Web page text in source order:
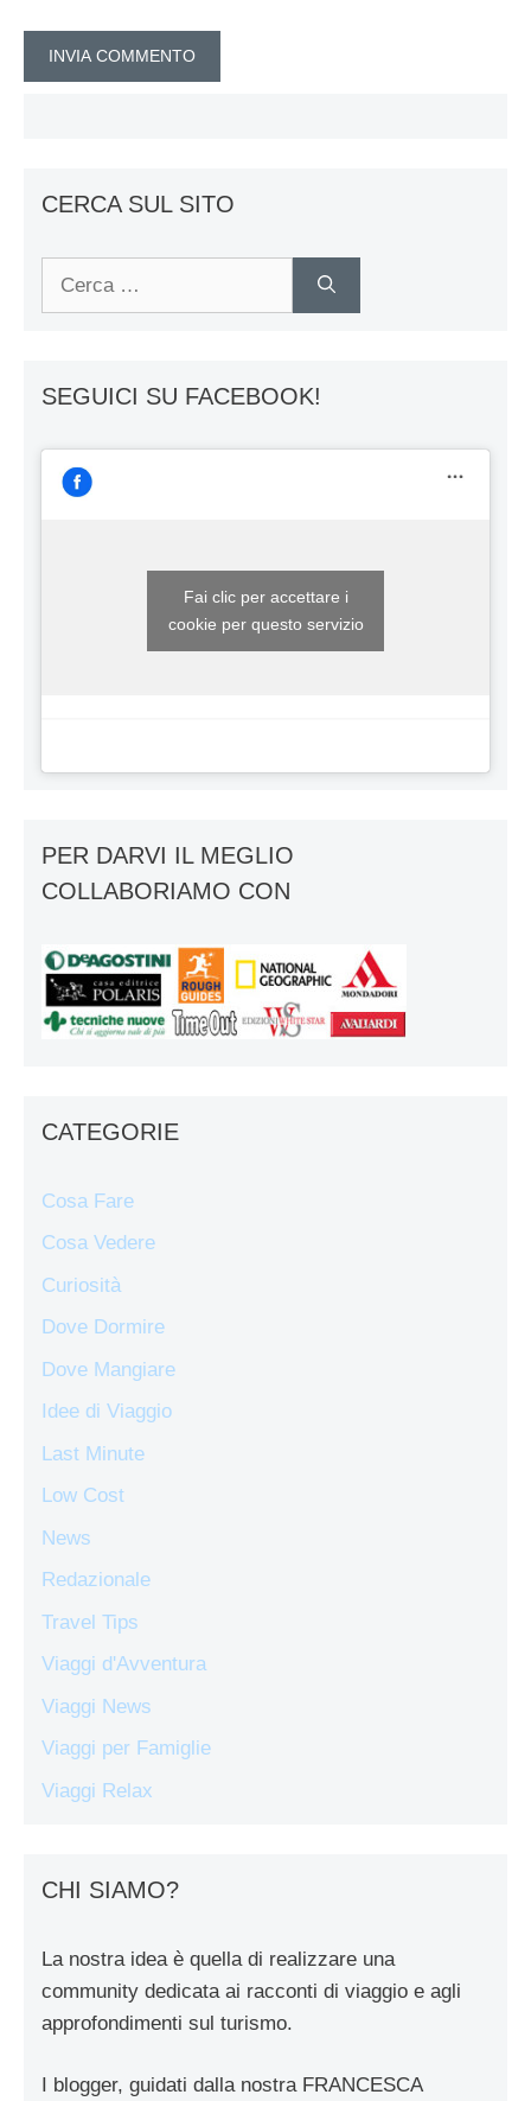
CERCA SUL SITO
Ricerca
SEGUICI SU FACEBOOK!
Fai clic per accettare i
cookie per questo servizio
PER DARVI IL MEGLIO
COLLABORIAMO CON
CATEGORIE
Cosa Fare
Cosa Vedere
Curiosità
Dove Dormire
Dove Mangiare
Idee di Viaggio
Last Minute
Low Cost
News
Redazionale
Travel Tips
Viaggi d'Avventura
Viaggi News
Viaggi per Famiglie
Viaggi Relax
CHI SIAMO?
La nostra idea è quella di realizzare una
community dedicata ai racconti di viaggio e agli
approfondimenti sul turismo.
I blogger, guidati dalla nostra FRANCESCA